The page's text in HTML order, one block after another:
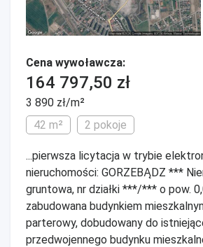
Cena wywoławcza:
164 797,50 zł
3 890 zł/m²
42 m²
2 pokoje
...pierwsza licytacja w trybie
nieruchomości: GORZEBĄDZ ***
gruntowa, nr działki ***/*** o pow.
zabudowana budynkiem
parterowy, dobudowany do
przedwojennego budynku